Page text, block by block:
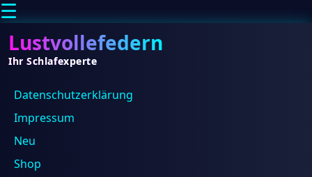
☰
Lustvollefedern
Ihr Schlafexperte
Datenschutz­erklärung
Impressum
Neu
Shop
Home
Blog
im